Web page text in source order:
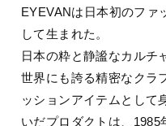
EYEVANは日本初のファ
して生まれた。
日本の粋と静謐なカルチ
世界にも誇る精密なクラ
ッションアイテムとして
いだプロダクトは、